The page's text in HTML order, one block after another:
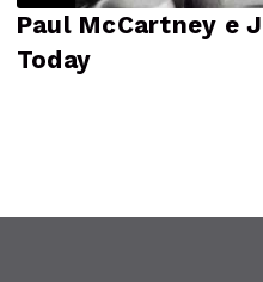
Paul McCartney e
Today